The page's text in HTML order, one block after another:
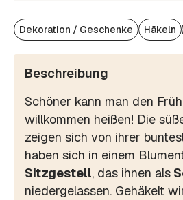
Dekoration / Geschenke Häkeln
Beschreibung
Schöner kann man den
willkommen heißen! Die
zeigen sich von ihrer
haben sich in einem
Sitzgestell, das ihnen als
niedergelassen. Gehäkelt